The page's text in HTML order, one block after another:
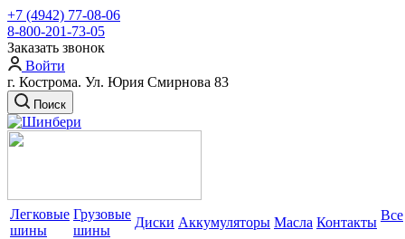
+7 (4942) 77-08-06
8-800-201-73-05
Заказать звонок
Войти
г. Кострома. Ул. Юрия Смирнова 83
Поиск
Легковые
шины
Грузовые
шины
Диски Аккумуляторы Масла Контакты Все